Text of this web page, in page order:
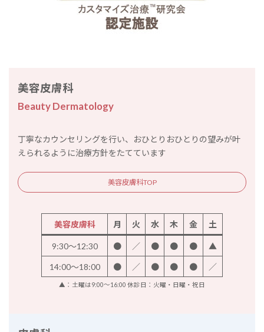
美容皮膚科
Beauty Dermatology
丁寧なカウンセリングを行い、おひとりおひとりの望みが叶
えられるように治療方針をたてています
美容皮膚科TOP
美容皮膚科 月 火 水 木 金 土
9:30～12:30 ● ／ ● ● ● ▲
14:00～18:00 ● ／ ● ● ● ／
▲：土曜は9:00～16:00 休診日：火曜・日曜・祝日